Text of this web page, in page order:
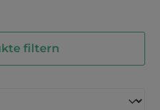
filtern